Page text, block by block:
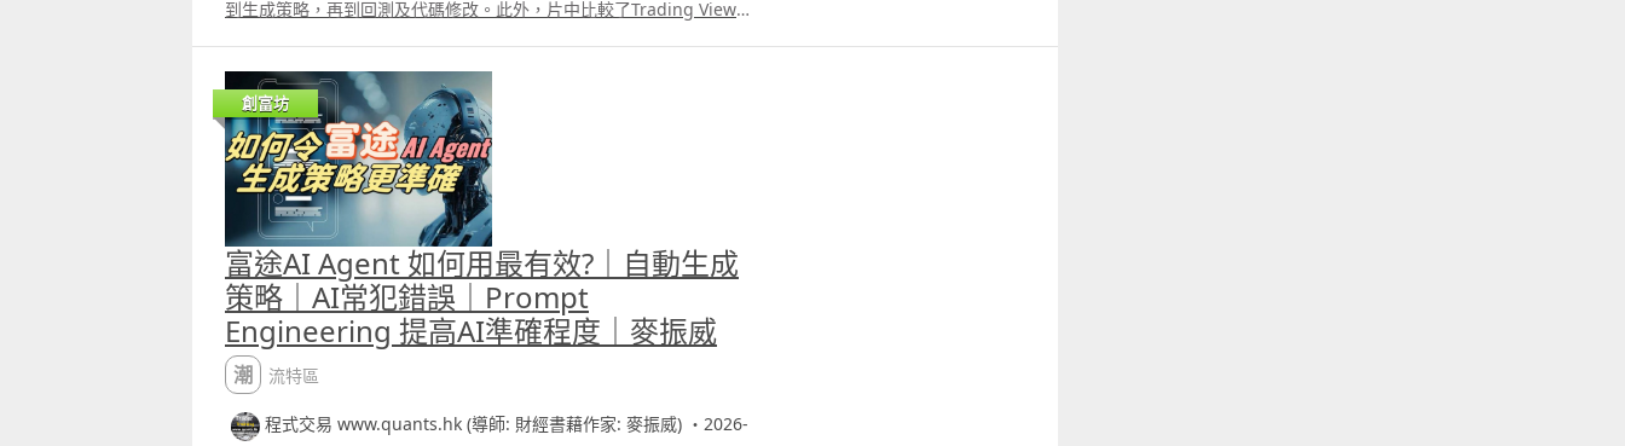
到生成策略，再到回測及代碼修改。此外，片中比較了Trading View、
懂得識別AI生成策略時的錯誤。
創富坊
富途AI Agent 如何用最有效?｜自動生成
策略｜AI常犯錯誤｜Prompt
Engineering 提高AI準確程度｜麥振威
潮流特區
程式交易 www.quants.hk (導師: 財經書藉作家: 麥振威) ・2026-